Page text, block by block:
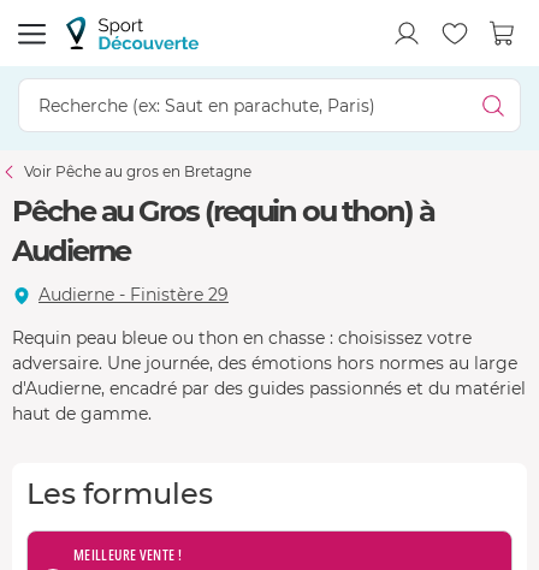
Voir Pêche au gros en Bretagne
Pêche au Gros (requin ou thon) à
Audierne
Audierne - Finistère 29
Requin peau bleue ou thon en chasse : choisissez votre
adversaire. Une journée, des émotions hors normes au large
d'Audierne, encadré par des guides passionnés et du matériel
haut de gamme.
Les formules
MEILLEURE VENTE !